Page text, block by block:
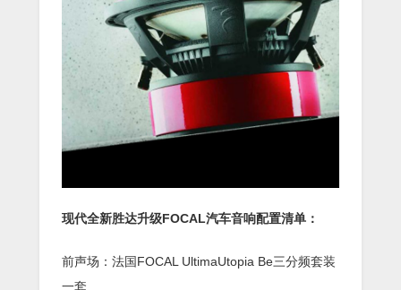
现代全新胜达升级FOCAL汽车音响配置清单：
前声场：法国FOCAL UltimaUtopia Be三分频套装
一套